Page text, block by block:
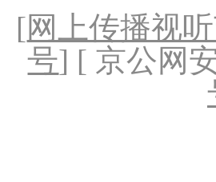
[网上传播视
号] [ 京公网